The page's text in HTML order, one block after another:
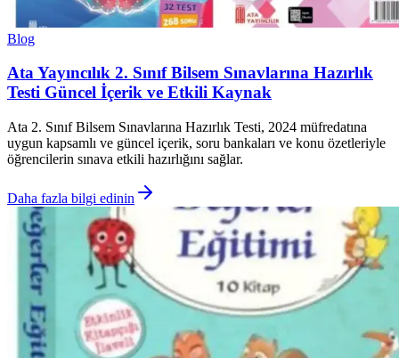
Blog
Ata Yayıncılık 2. Sınıf Bilsem Sınavlarına Hazırlık
Testi Güncel İçerik ve Etkili Kaynak
Ata 2. Sınıf Bilsem Sınavlarına Hazırlık Testi, 2024 müfredatına
uygun kapsamlı ve güncel içerik, soru bankaları ve konu özetleriyle
öğrencilerin sınava etkili hazırlığını sağlar.
Daha fazla bilgi edinin